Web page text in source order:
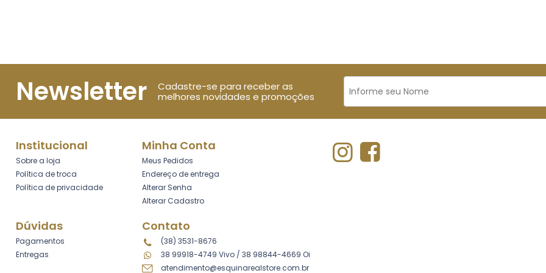
Newsletter
Cadastre-se para receber as
melhores novidades e promoções
Institucional
Sobre a loja
Política de troca
Política de privacidade
Minha Conta
Meus Pedidos
Endereço de entrega
Alterar Senha
Alterar Cadastro
Dúvidas
Pagamentos
Entregas
Contato
(38) 3531-8676
38 99918-4749 Vivo/ 38 98844-4669 Oi
atendimento@esquinarealstore.com.br